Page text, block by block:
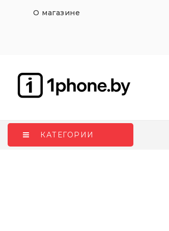
О магазине
КАТЕГОРИИ